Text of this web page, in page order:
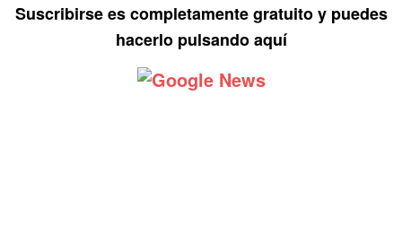
Suscribirse es completamente gratuito y puedes
hacerlo pulsando aquí